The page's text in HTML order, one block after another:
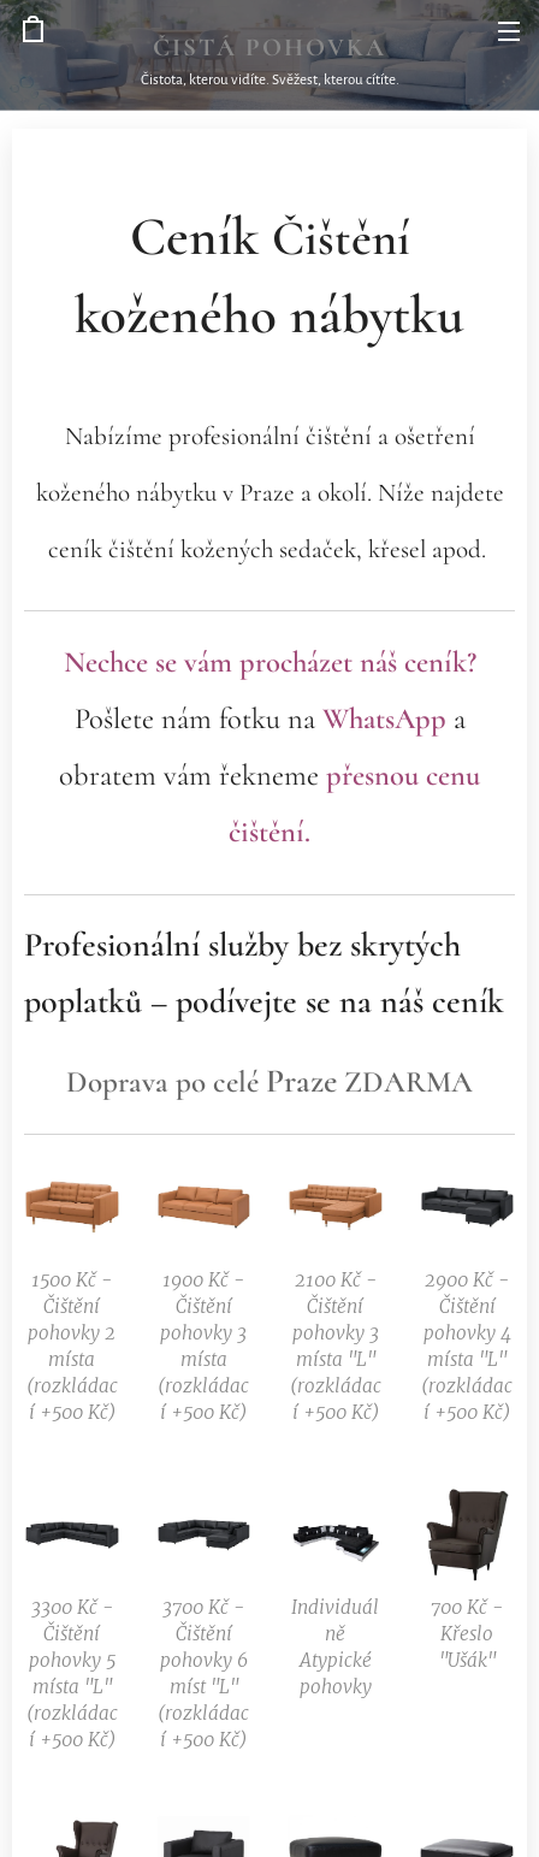
ČISTÁ POHOVKA
Čistota, kterou vidíte. Svěžest, kterou cítíte.
Ceník Čištění
koženého nábytku
Nabízíme profesionální čištění a ošetření
koženého nábytku v Praze a okolí. Níže najdete
ceník čištění kožených sedaček, křesel apod.
Nechce se vám procházet náš ceník?
Pošlete nám fotku na WhatsApp a
obratem vám řekneme přesnou cenu
čištění.
Profesionální služby bez skrytých
poplatků – podívejte se na náš ceník
Doprava po celé Praze ZDARMA
1500 Kč -
Čištění
pohovky 2
místa
(rozkládac
í +500 Kč)
1900 Kč -
Čištění
pohovky 3
místa
(rozkládac
í +500 Kč)
2100 Kč -
Čištění
pohovky 3
místa "L"
(rozkládac
í +500 Kč)
2900 Kč -
Čištění
pohovky 4
místa "L"
(rozkládac
í +500 Kč)
3300 Kč -
Čištění
pohovky 5
místa "L"
(rozkládac
í +500 Kč)
3700 Kč -
Čištění
pohovky 6
míst "L"
(rozkládac
í +500 Kč)
Individuál
ně
Atypické
pohovky
700 Kč -
Křeslo
"Ušák"